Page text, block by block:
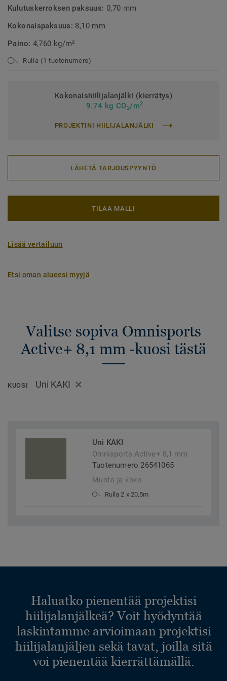
Kulutuskerroksen paksuus: 0,70 mm
Kokonaispaksuus: 8,10 mm
Paino: 4,760 kg/m²
Rulla (1 tuotenumero)
Kokonaishiilijalanjälki (kierrätys)
9.74 kg CO2/m2
PROJEKTINI HIILIJALANJÄLKI
LÄHETÄ TARJOUSPYYNTÖ
TILAA MALLI
Lisää vertailuun
Etsi oman alueesi myyjä
Valitse sopiva Omnisports
Active+ 8,1 mm -kuosi tästä
KUOSI Uni KAKI
Uni KAKI
Omnisports Active+ 8,1 mm
Tuotenumero 26541065
Muoto ja koko
Rulla 2 x 20,5m
Haluatko pienentää projektisi
hiilijalanjälkeä? Voit hyödyntää
laskintamme arvioimaan projektisi
hiilijalanjäljen sekä tavat, joilla sitä
voi pienentää kierrättämällä.